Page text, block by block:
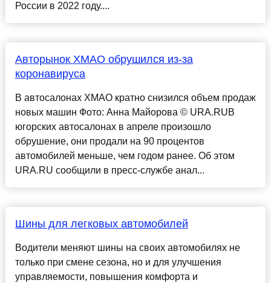
России в 2022 году....
Авторынок ХМАО обрушился из-за
коронавируса
В автосалонах ХМАО кратно снизился объем продаж
новых машин Фото: Анна Майорова © URA.RUВ
югорских автосалонах в апреле произошло
обрушение, они продали на 90 процентов
автомобилей меньше, чем годом ранее. Об этом
URA.RU сообщили в пресс-службе анал...
Шины для легковых автомобилей
Водители меняют шины на своих автомобилях не
только при смене сезона, но и для улучшения
управляемости, повышения комфорта и